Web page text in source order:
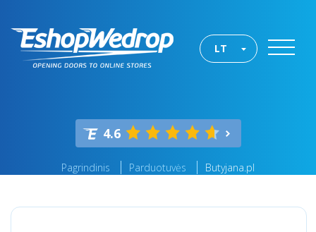
LT
4.6
Pagrindinis Parduotuvės Butyjana.pl